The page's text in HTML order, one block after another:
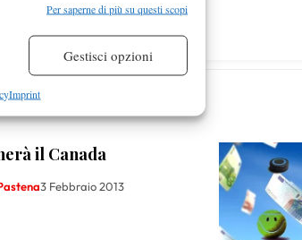
errori,
le
Sempre attivo
Per saperne di più su questi scopi
Gestisci opzioni
Imprint
il Canada
3 Febbraio 2013